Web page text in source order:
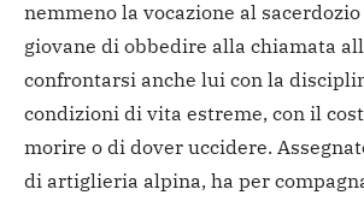
nemmeno la vocazione al
giovane di obbedire alla chiamata
confrontarsi anche lui con la
condizioni di vita estreme, con il
morire o di dover uccidere.
di artiglieria alpina, ha per